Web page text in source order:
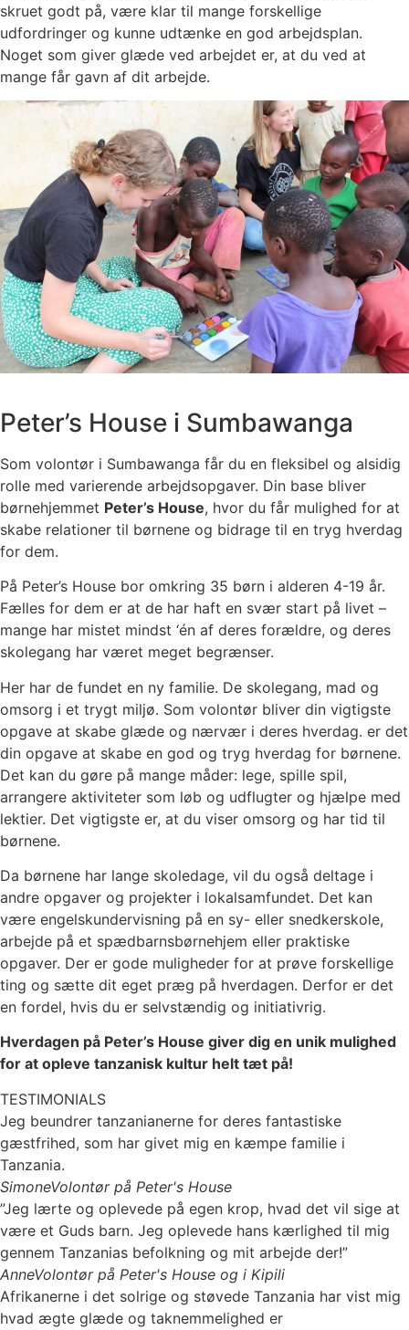
skruet godt på, være klar til mange forskellige
udfordringer og kunne udtænke en god arbejdsplan.
Noget som giver glæde ved arbejdet er, at du ved at
mange får gavn af dit arbejde.
Peter’s House i Sumbawanga
Som volontør i Sumbawanga får du en fleksibel og alsidig
rolle med varierende arbejdsopgaver. Din base bliver
børnehjemmet Peter’s House, hvor du får mulighed for at
skabe relationer til børnene og bidrage til en tryg hverdag
for dem.
På Peter’s House bor omkring 35 børn i alderen 4-19 år.
Fælles for dem er at de har haft en svær start på livet –
mange har mistet mindst ‘én af deres forældre, og deres
skolegang har været meget begrænser.
Her har de fundet en ny familie. De skolegang, mad og
omsorg i et trygt miljø. Som volontør bliver din vigtigste
opgave at skabe glæde og nærvær i deres hverdag. er det
din opgave at skabe en god og tryg hverdag for børnene.
Det kan du gøre på mange måder: lege, spille spil,
arrangere aktiviteter som løb og udflugter og hjælpe med
lektier. Det vigtigste er, at du viser omsorg og har tid til
børnene.
Da børnene har lange skoledage, vil du også deltage i
andre opgaver og projekter i lokalsamfundet. Det kan
være engelskundervisning på en sy- eller snedkerskole,
arbejde på et spædbarnsbørnehjem eller praktiske
opgaver. Der er gode muligheder for at prøve forskellige
ting og sætte dit eget præg på hverdagen. Derfor er det
en fordel, hvis du er selvstændig og initiativrig.
Hverdagen på Peter’s House giver dig en unik mulighed
for at opleve tanzanisk kultur helt tæt på!
TESTIMONIALS
Jeg beundrer tanzanianerne for deres fantastiske
gæstfrihed, som har givet mig en kæmpe familie i
Tanzania.
SimoneVolontør på Peter's House
”Jeg lærte og oplevede på egen krop, hvad det vil sige at
være et Guds barn. Jeg oplevede hans kærlighed til mig
gennem Tanzanias befolkning og mit arbejde der!”
AnneVolontør på Peter's House og i Kipili
Afrikanerne i det solrige og støvede Tanzania har vist mig
hvad ægte glæde og taknemmelighed er